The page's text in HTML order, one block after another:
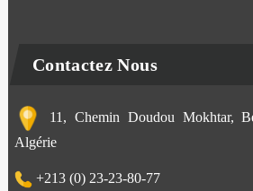
Contactez Nous
11, Chemin Doudou Mokhtar,
Algérie
+213 (0) 23-23-80-77